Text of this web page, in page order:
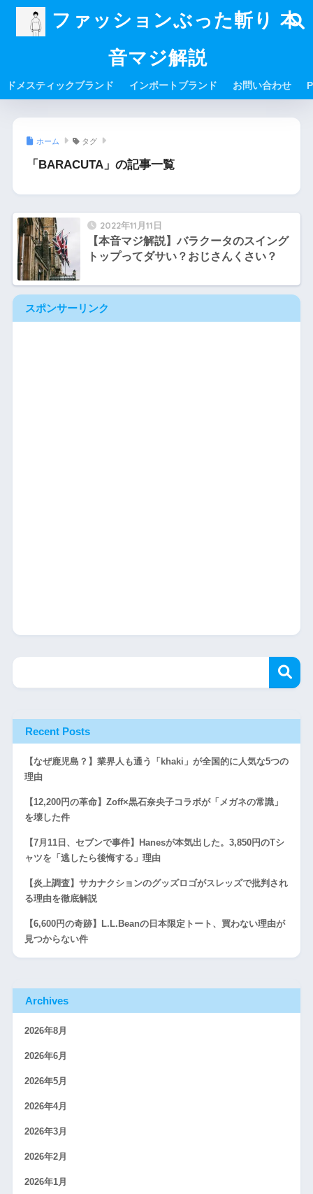
ファッションぶった斬り 本
音マジ解説
ドメスティックブランド インポートブランド お問い合わせ
ホーム タグ
「BARACUTA」の記事一覧
2022年11月11日
【本音マジ解説】バラクータのスイング
トップってダサい？おじさんくさい？
スポンサーリンク
Recent Posts
【なぜ鹿児島？】業界人も通う「khaki」が全国的に人気な5つの
理由
【12,200円の革命】Zoff×黒石奈央子コラボが「メガネの常識」
を壊した件
【7月11日、セブンで事件】Hanesが本気出した。3,850円のTシ
ャツを「逃したら後悔する」理由
【炎上調査】サカナクションのグッズロゴがスレッズで批判され
る理由を徹底解説
【6,600円の奇跡】L.L.Beanの日本限定トート、買わない理由が
見つからない件
Archives
2026年8月
2026年6月
2026年5月
2026年4月
2026年3月
2026年2月
2026年1月